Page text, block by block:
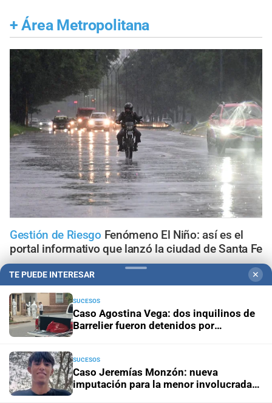
+ Área Metropolitana
Gestión de Riesgo Fenómeno El Niño: así es el
portal informativo que lanzó la ciudad de Santa Fe
En Santa Fe Todo lo que tenés que saber antes de salir
de casa en Santa Fe este viernes 7 de agosto
Viernes 7 de agosto de 2026 El tránsito en la provincia
de Santa Fe; la información minuto a minuto
Aceleran el recambio de la flotaSanta Fe renovó más de
70 colectivos y el 40% del servicio ya se presta con
unidades modernizadas
TE PUEDE INTERESAR ✕
SUCESOS
Caso Agostina Vega: dos inquilinos de
Barrelier fueron detenidos por
SUCESOS
Caso Jeremías Monzón: nueva
imputación para la menor involucrada